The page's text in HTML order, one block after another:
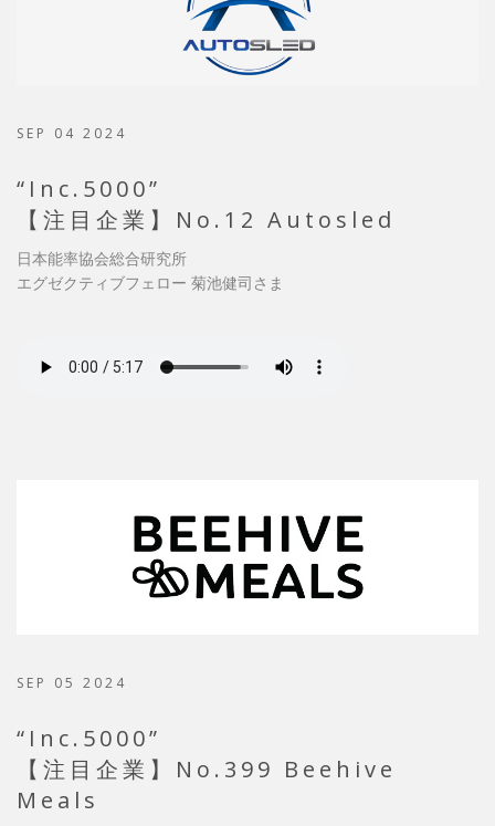
SEP 04 2024
“Inc.5000”
【注目企業】No.12 Autosled
日本能率協会総合研究所
エグゼクティブフェロー 菊池健司さま
SEP 05 2024
“Inc.5000”
【注目企業】No.399 Beehive
Meals